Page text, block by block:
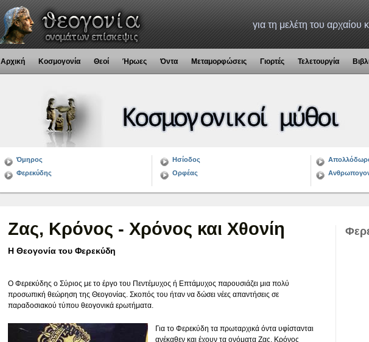
για τη μελέτη του
Αρχική Κοσμογονία Θεοί Ήρωες Όντα Μεταμορφώσεις Γιορτές Τελετουργία
Όμηρος
Φερεκύδης
Ησίοδος
Ορφέας
Ζας, Κρόνος - Χρόνος και Χθονίη
Η Θεογονία του Φερεκύδη
Ο Φερεκύδης ο Σύριος με το έργο του Πεντέμυχος ή Επτάμυχος παρουσιάζει μια πολύ
προσωπική θεώρηση της Θεογονίας. Σκοπός του ήταν να δώσει νέες απαντήσεις σε
παραδοσιακού τύπου θεογονικά ερωτήματα.
Για το Φερεκύδη τα πρωταρχικά όντα υφίστανται
ανέκαθεν και έχουν τα ονόματα Ζας, Κρόνος